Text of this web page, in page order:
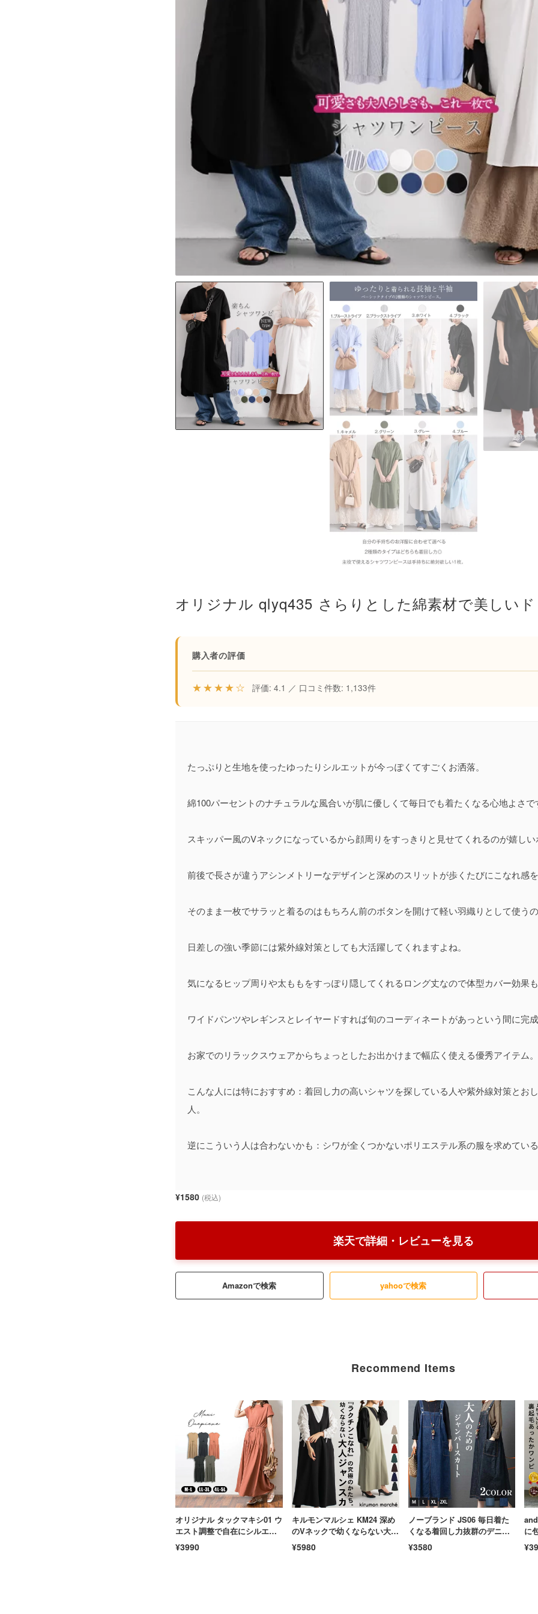
購入者の評価
★★★★☆ 評価: 4.1 ／ 口コミ件数: 1,133件
たっぷりと生地を使ったゆったりシルエットが今っぽくてすごくお洒落。
綿100パーセントのナチュラルな風合いが肌に優しくて毎日でも着たくなる心地よさで
スキッパー風のVネックになっているから顔周りをすっきりと見せてくれるのが嬉しい
前後で長さが違うアシンメトリーなデザインと深めのスリットが歩くたびにこなれ感を
そのまま一枚でサラッと着るのはもちろん前のボタンを開けて軽い羽織りとして使うの
日差しの強い季節には紫外線対策としても大活躍してくれますよね。
気になるヒップ周りや太ももをすっぽり隠してくれるロング丈なので体型カバー効果も
ワイドパンツやレギンスとレイヤードすれば旬のコーディネートがあっという間に完成
お家でのリラックスウェアからちょっとしたお出かけまで幅広く使える優秀アイテム。
こんな人には特におすすめ：着回し力の高いシャツを探している人や紫外線対策とお
人。
逆にこういう人は合わないかも：シワが全くつかないポリエステル系の服を求めている
¥1580 (税込)
楽天で詳細・レビューを見る
Amazonで検索 yahooで検索
Recommend Items
オリジナル タックマキシ01 ウ
エスト調整で自在にシルエッ
トを変えられる極上リラック
スウェア マキシワンピース 美
¥3990
キルモンマルシェ KM24 深め
のVネックで幼くならない大人
のポンチ素材ジャンパースカ
ート きれいめ ロングワンピ
¥5980
ノーブランド JS06 毎日着た
くなる着回し力抜群のデニム
サロペットスカート ジャンパ
ースカート ゆったり 重ね着
¥3580
に
の
型